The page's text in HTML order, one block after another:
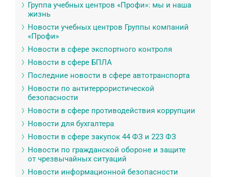
Группа учебных центров «Профи»: мы и наша
жизнь
Новости учебных центров Группы компаний
«Профи»
Новости в сфере экспортного контроля
Новости в сфере БПЛА
Последние новости в сфере автотранспорта
Новости по антитеррористической
безопасности
Новости в сфере противодействия коррупции
Новости для бухгалтера
Новости в сфере закупок 44 ФЗ и 223 ФЗ
Новости по гражданской обороне и защите
от чрезвычайных ситуаций
Новости информационной безопасности